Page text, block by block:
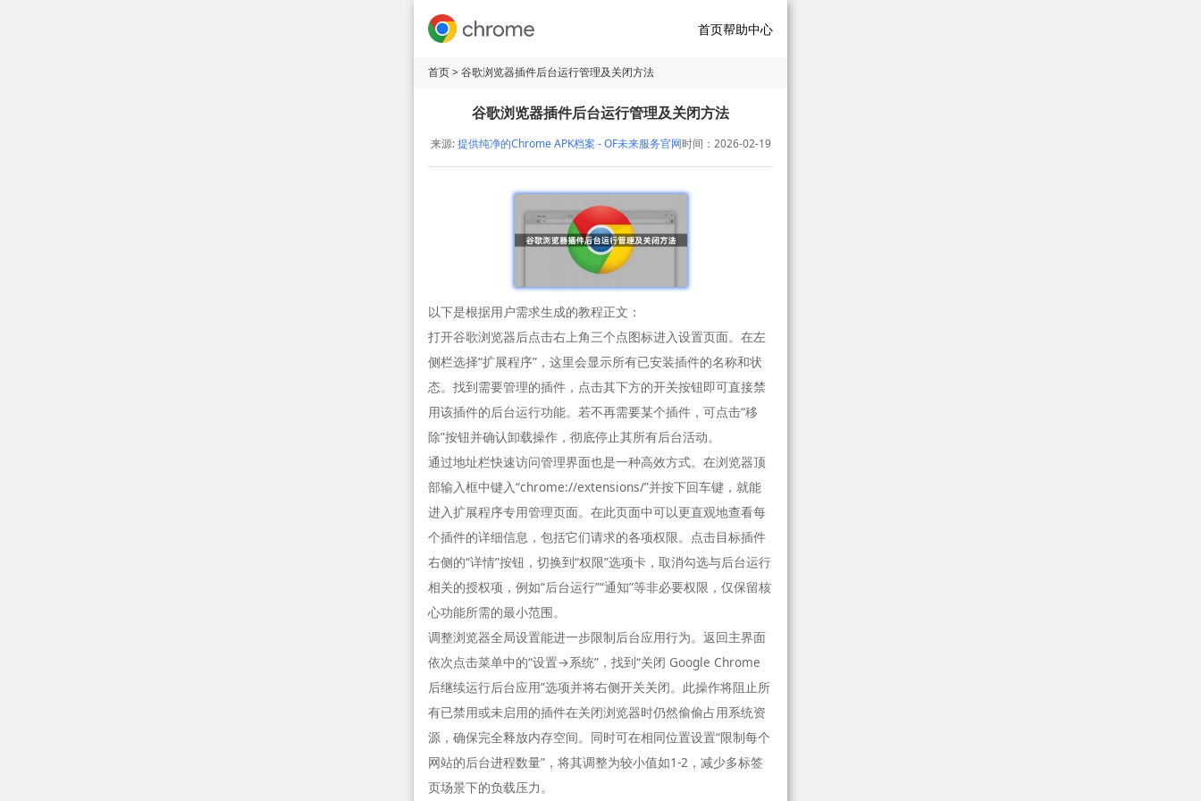
首页帮助中心
首页> 谷歌浏览器插件后台运行管理及关闭方法
谷歌浏览器插件后台运行管理及关闭方法
来源:提供纯净的Chrome APK档案 - OF未来服务官网时间：2026-02-19
以下是根据用户需求生成的教程正文：
打开谷歌浏览器后点击右上角三个点图标进入设置页面。在左
侧栏选择“扩展程序”，这里会显示所有已安装插件的名称和状
态。找到需要管理的插件，点击其下方的开关按钮即可直接禁
用该插件的后台运行功能。若不再需要某个插件，可点击“移
除”按钮并确认卸载操作，彻底停止其所有后台活动。
通过地址栏快速访问管理界面也是一种高效方式。在浏览器顶
部输入框中键入“chrome://extensions/”并按下回车键，就能
进入扩展程序专用管理页面。在此页面中可以更直观地查看每
个插件的详细信息，包括它们请求的各项权限。点击目标插件
右侧的“详情”按钮，切换到“权限”选项卡，取消勾选与后台运行
相关的授权项，例如“后台运行”“通知”等非必要权限，仅保留核
心功能所需的最小范围。
调整浏览器全局设置能进一步限制后台应用行为。返回主界面
依次点击菜单中的“设置→系统”，找到“关闭 Google Chrome
后继续运行后台应用”选项并将右侧开关关闭。此操作将阻止所
有已禁用或未启用的插件在关闭浏览器时仍然偷偷占用系统资
源，确保完全释放内存空间。同时可在相同位置设置“限制每个
网站的后台进程数量”，将其调整为较小值如1-2，减少多标签
页场景下的负载压力。